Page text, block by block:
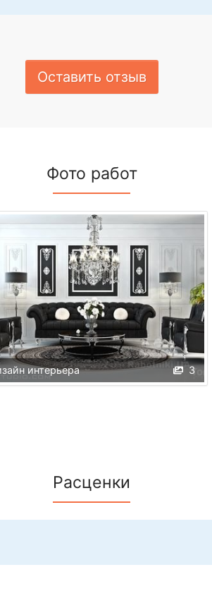
Оставить отзыв
Фото работ
3
интерьера
Расценки